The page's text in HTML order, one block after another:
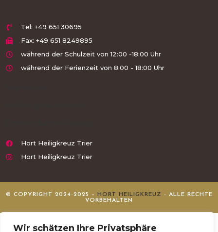
Wir schätzen Ihre Privatsphäre
Tel: +49 651 30695
Fax: +49 651 8249895
während der Schulzeit von 12:00 -18:00 Uhr
während der Ferienzeit von 8:00 - 18:00 Uhr
Hort Heiligkreuz Trier
Hort Heiligkreuz Trier
© COPYRIGHT 2024-2025 – HORT HEILIGKREUZ
- ALLE RECHTE
VORBEHALTEN